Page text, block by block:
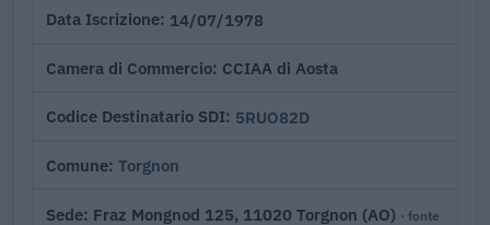
Data Iscrizione 14/07/1978
Camera di Commercio CCIAA di Aosta
Codice Destinatario SDI 5RUO82D
Comune Torgnon
Sede Fraz Mongnod 125, 11020 Torgnon (AO) · fonte